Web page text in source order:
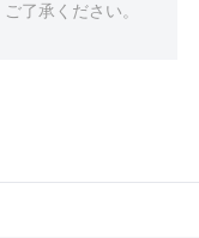
了承ください。